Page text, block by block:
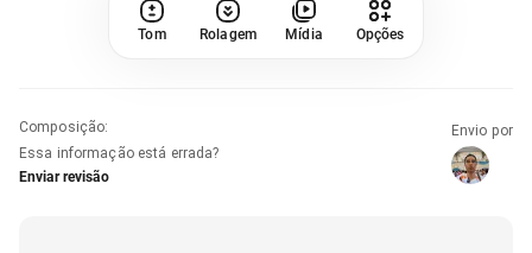
Tom Rolagem Mídia Opções
Composição:
Essa informação está errada?
Enviar revisão
Envio por